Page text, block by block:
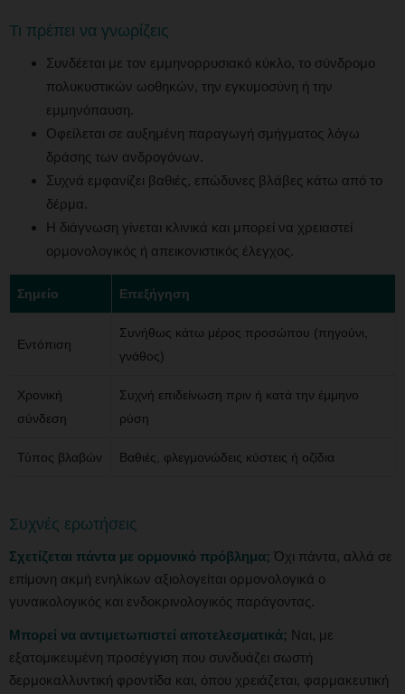
Τι πρέπει να γνωρίζεις
Συνδέεται με τον εμμηνορρυσιακό κύκλο, το σύνδρομο
πολυκυστικών ωοθηκών, την εγκυμοσύνη ή την
εμμηνόπαυση.
Οφείλεται σε αυξημένη παραγωγή σμήγματος λόγω
δράσης των ανδρογόνων.
Συχνά εμφανίζει βαθιές, επώδυνες βλάβες κάτω από το
δέρμα.
Η διάγνωση γίνεται κλινικά και μπορεί να χρειαστεί
ορμονολογικός ή απεικονιστικός έλεγχος.
Σημείο Επεξήγηση
Εντόπιση
Συνήθως κάτω μέρος προσώπου (πηγούνι,
γνάθος)
Χρονική
σύνδεση
Συχνή επιδείνωση πριν ή κατά την έμμηνο
ρύση
Τύπος βλαβών Βαθιές, φλεγμονώδεις κύστεις ή οζίδια
Συχνές ερωτήσεις
Σχετίζεται πάντα με ορμονικό πρόβλημα; Όχι πάντα, αλλά σε
επίμονη ακμή ενηλίκων αξιολογείται ορμονολογικά ο
γυναικολογικός και ενδοκρινολογικός παράγοντας.
Μπορεί να αντιμετωπιστεί αποτελεσματικά; Ναι, με
εξατομικευμένη προσέγγιση που συνδυάζει σωστή
δερμοκαλλυντική φροντίδα και, όπου χρειάζεται, φαρμακευτική